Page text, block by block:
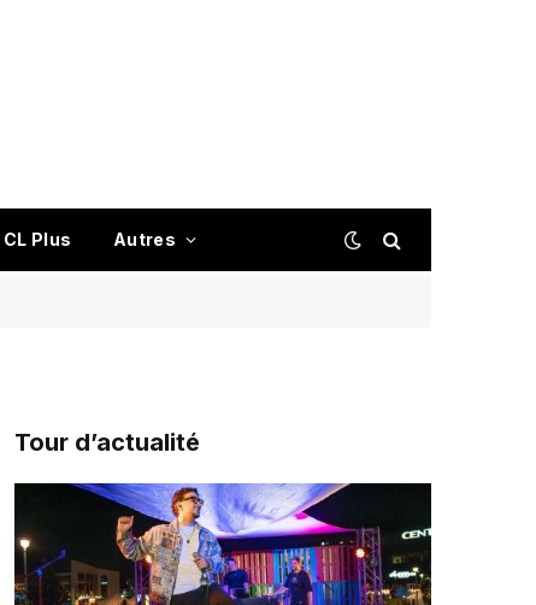
CL Plus Autres
Tour d’actualité